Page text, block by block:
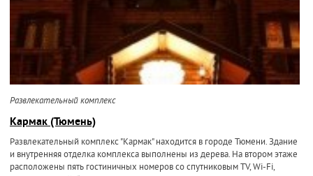
Развлекательный комплекс
Кармак (Тюмень)
Развлекательный комплекс "Кармак" находится в городе Тюмени. Здание
и внутренняя отделка комплекса выполнены из дерева. На втором этаже
расположены пять гостиничных номеров со спутниковым TV, Wi-Fi,